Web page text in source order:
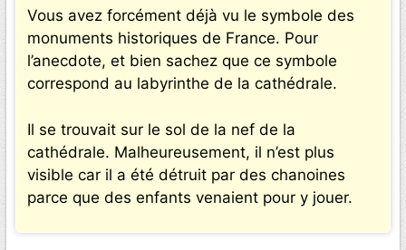
Vous avez forcément déjà vu le symbole des
monuments historiques de France. Pour
l’anecdote, et bien sachez que ce symbole
correspond au labyrinthe de la cathédrale.
Il se trouvait sur le sol de la nef de la
cathédrale. Malheureusement, il n’est plus
visible car il a été détruit par des chanoines
parce que des enfants venaient pour y jouer.